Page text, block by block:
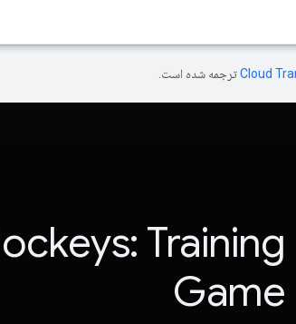
ترجمه شده است.
Training
Game